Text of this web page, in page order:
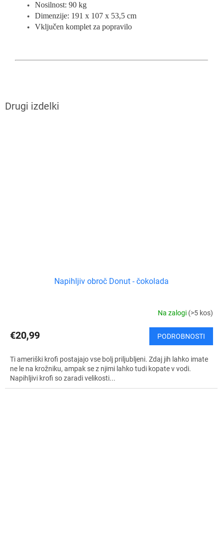
Nosilnost: 90 kg
Dimenzije: 191 x 107 x 53,5 cm
Vključen komplet za popravilo
Napihljiv obroč Donut - čokolada
Na zalogi (>5 kos)
€20,99 PODROBNOSTI
Ti ameriški krofi postajajo vse bolj priljubljeni. Zdaj jih lahko imate
ne le na krožniku, ampak se z njimi lahko tudi kopate v vodi.
Napihljivi krofi so zaradi velikosti...